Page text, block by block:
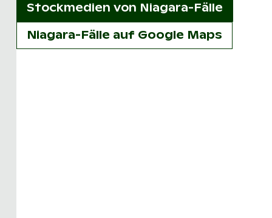
Stockmedien von Niagara-Fälle
Niagara-Fälle auf Google Maps